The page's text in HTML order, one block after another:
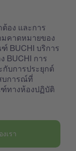
อง และการ
คาดหมายของ
BUCHI บริการ
BUCHI การ
บการประยุกต์
บการณ์ที่
ทางห้องปฏิบัติ
เรา